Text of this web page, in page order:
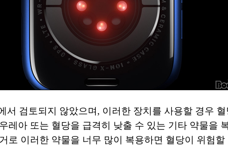
검토되지 않았으며, 이러한 장치를 사용할 경우
레아 또는 혈당을 급격히 낮출 수 있는 기타 약물을
로 이러한 약물을 너무 많이 복용하면 혈당이 위험